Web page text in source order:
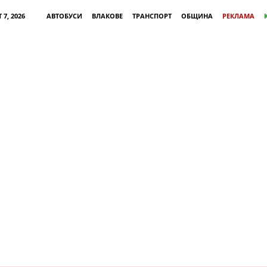
7, 2026 АВТОБУСИ ВЛАКОВЕ ТРАНСПОРТ ОБЩИНА РЕКЛАМА